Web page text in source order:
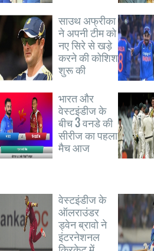
साउथ अफ्रीका
ने अपनी टीम को
नए सिरे से खड़े
करने की कोशिश
शुरू की
भारत और
वेस्टइंडीज के
बीच 3 वनडे की
सीरीज का पहला
मैच आज
वेस्टइंडीज के
ऑलराउंडर
ड्वेन ब्रावो ने
इंटरनेशनल